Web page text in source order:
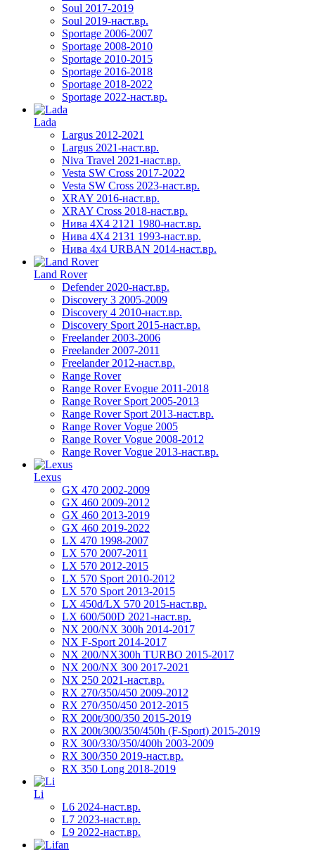
Soul 2017-2019
Soul 2019-наст.вр.
Sportage 2006-2007
Sportage 2008-2010
Sportage 2010-2015
Sportage 2016-2018
Sportage 2018-2022
Sportage 2022-наст.вр.
Lada
Largus 2012-2021
Largus 2021-наст.вр.
Niva Travel 2021-наст.вр.
Vesta SW Cross 2017-2022
Vesta SW Cross 2023-наст.вр.
XRAY 2016-наст.вр.
XRAY Cross 2018-наст.вр.
Нива 4X4 2121 1980-наст.вр.
Нива 4X4 2131 1993-наст.вр.
Нива 4х4 URBAN 2014-наст.вр.
Land Rover
Defender 2020-наст.вр.
Discovery 3 2005-2009
Discovery 4 2010-наст.вр.
Discovery Sport 2015-наст.вр.
Freelander 2003-2006
Freelander 2007-2011
Freelander 2012-наст.вр.
Range Rover
Range Rover Evogue 2011-2018
Range Rover Sport 2005-2013
Range Rover Sport 2013-наст.вр.
Range Rover Vogue 2005
Range Rover Vogue 2008-2012
Range Rover Vogue 2013-наст.вр.
Lexus
GX 470 2002-2009
GX 460 2009-2012
GX 460 2013-2019
GX 460 2019-2022
LX 470 1998-2007
LX 570 2007-2011
LX 570 2012-2015
LX 570 Sport 2010-2012
LX 570 Sport 2013-2015
LX 450d/LX 570 2015-наст.вр.
LX 600/500D 2021-наст.вр.
NX 200/NX 300h 2014-2017
NX F-Sport 2014-2017
NX 200/NX300h TURBO 2015-2017
NX 200/NX 300 2017-2021
NX 250 2021-наст.вр.
RX 270/350/450 2009-2012
RX 270/350/450 2012-2015
RX 200t/300/350 2015-2019
RX 200t/300/350/450h (F-Sport) 2015-2019
RX 300/330/350/400h 2003-2009
RX 300/350 2019-наст.вр.
RX 350 Long 2018-2019
Li
L6 2024-наст.вр.
L7 2023-наст.вр.
L9 2022-наст.вр.